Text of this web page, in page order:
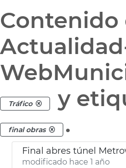
Contenido
Tráfico y
final obras .
modificado hace 1 año